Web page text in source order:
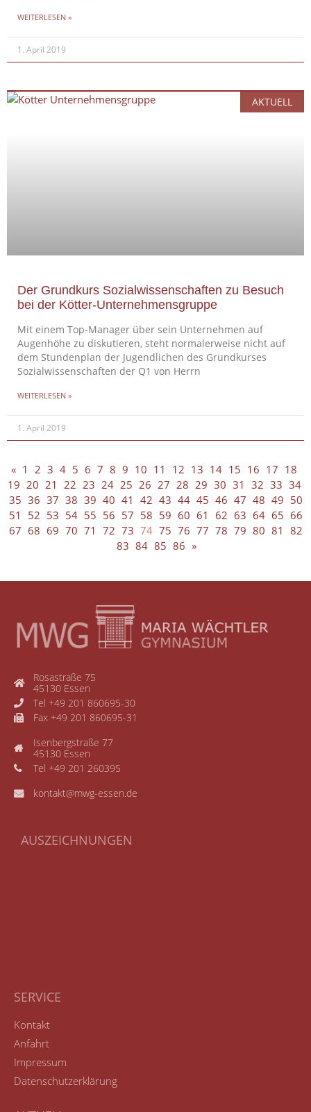
WEITERLESEN »
1. April 2019
AKTUELL
Der Grundkurs Sozialwissenschaften zu Besuch
bei der Kötter-Unternehmensgruppe
Mit einem Top-Manager über sein Unternehmen auf
Augenhöhe zu diskutieren, steht normalerweise nicht auf
dem Stundenplan der Jugendlichen des Grundkurses
Sozialwissenschaften der Q1 von Herrn
WEITERLESEN »
1. April 2019
« 1 2 3 4 5 6 7 8 9 10 11 12 13 14 15 16 17 18
19 20 21 22 23 24 25 26 27 28 29 30 31 32 33 34
35 36 37 38 39 40 41 42 43 44 45 46 47 48 49 50
51
52 53 54 55 56 57 58 59 60 61 62 63 64 65 66
67 68 69 70 71 72 73 74 75 76 77 78 79 80 81 82
83 84 85 86 »
Rosastraße 75
45130 Essen
Tel +49 201 860695-30
Fax +49 201 860695-31
Isenbergstraße 77
45130 Essen
Tel +49 201 260395
kontakt@mwg-essen.de
AUSZEICHNUNGEN
SERVICE
Kontakt
Anfahrt
Impressum
Datenschutzerklärung